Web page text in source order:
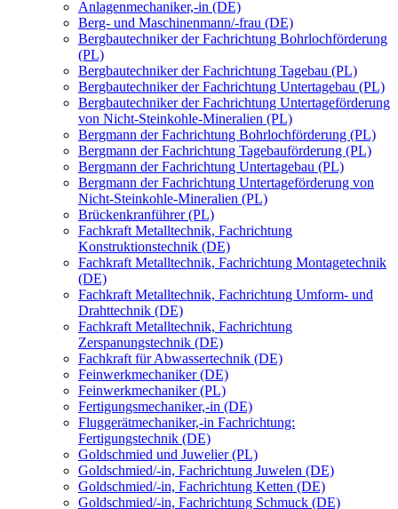
Anlagenmechaniker,-in (DE)
Berg- und Maschinenmann/-frau (DE)
Bergbautechniker der Fachrichtung Bohrlochförderung
(PL)
Bergbautechniker der Fachrichtung Tagebau (PL)
Bergbautechniker der Fachrichtung Untertagebau (PL)
Bergbautechniker der Fachrichtung Untertageförderung
von Nicht-Steinkohle-Mineralien (PL)
Bergmann der Fachrichtung Bohrlochförderung (PL)
Bergmann der Fachrichtung Tagebauförderung (PL)
Bergmann der Fachrichtung Untertagebau (PL)
Bergmann der Fachrichtung Untertageförderung von
Nicht-Steinkohle-Mineralien (PL)
Brückenkranführer (PL)
Fachkraft Metalltechnik, Fachrichtung
Konstruktionstechnik (DE)
Fachkraft Metalltechnik, Fachrichtung Montagetechnik
(DE)
Fachkraft Metalltechnik, Fachrichtung Umform- und
Drahttechnik (DE)
Fachkraft Metalltechnik, Fachrichtung
Zerspanungstechnik (DE)
Fachkraft für Abwassertechnik (DE)
Feinwerkmechaniker (DE)
Feinwerkmechaniker (PL)
Fertigungsmechaniker,-in (DE)
Fluggerätmechaniker,-in Fachrichtung:
Fertigungstechnik (DE)
Goldschmied und Juwelier (PL)
Goldschmied/-in, Fachrichtung Juwelen (DE)
Goldschmied/-in, Fachrichtung Ketten (DE)
Goldschmied/-in, Fachrichtung Schmuck (DE)